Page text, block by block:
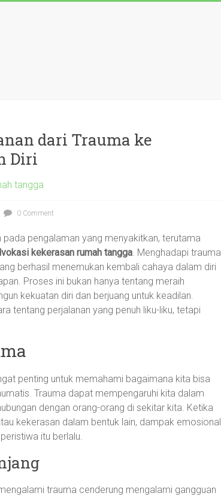
dari Trauma ke
Diri
tangga
0 Comment
pengalaman yang menyakitkan, terutama
kekerasan rumah tangga. Menghadapi trauma
berhasil menemukan kembali cahaya dalam diri
Proses ini bukan hanya tentang meraih
kekuatan diri dan berjuang untuk keadilan.
tentang perjalanan yang penuh liku-liku, tetapi
penting untuk memahami bagaimana kita bisa
Trauma dapat mempengaruhi kita dalam
dengan orang-orang di sekitar kita. Ketika
kekerasan dalam bentuk lain, dampak emosional
itu berlalu.
trauma cenderung mengalami gangguan